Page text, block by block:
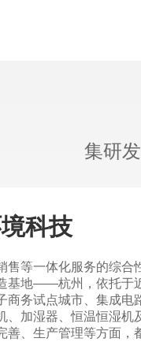
集研
科技
售等一体化服务的综合
基地——杭州，依托于
商务试点城市、集成电
、加湿器、恒温恒湿机
善、生产管理等方面，